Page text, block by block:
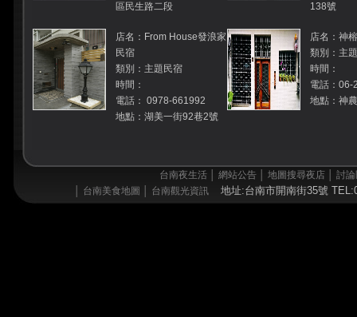
區民生路二段
138號
店名：From House發浪家
民宿
類別：主題民宿
時間：
電話： 0978-661992
地點：湖美一街92巷2號
店名：神
類別：主
時間：
電話：06-
地點：神
台南夜生活│ 網站公告│ 地圖搜尋夜店│ 討論
台南美食地圖 台南觀光資訊 地址:台南市開南街35號